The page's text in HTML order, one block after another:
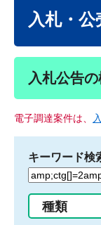
入札・公
入札公告
電子調達案件は、
キーワード検
検
る
種類